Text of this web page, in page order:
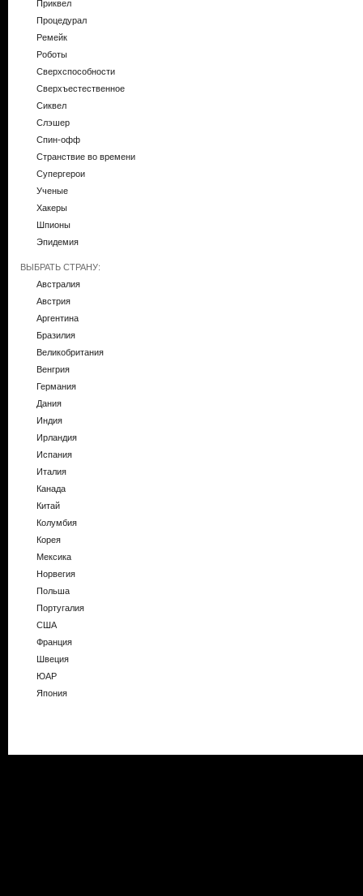
Приквел
Процедурал
Ремейк
Роботы
Сверхспособности
Сверхъестественное
Сиквел
Слэшер
Спин-офф
Странствие во времени
Супергерои
Ученые
Хакеры
Шпионы
Эпидемия
ВЫБРАТЬ СТРАНУ:
Австралия
Австрия
Аргентина
Бразилия
Великобритания
Венгрия
Германия
Дания
Индия
Ирландия
Испания
Италия
Канада
Китай
Колумбия
Корея
Мексика
Норвегия
Польша
Португалия
США
Франция
Швеция
ЮАР
Япония